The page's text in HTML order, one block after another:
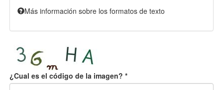
Más información sobre los formatos de texto
¿Cual es el código de la imagen? *